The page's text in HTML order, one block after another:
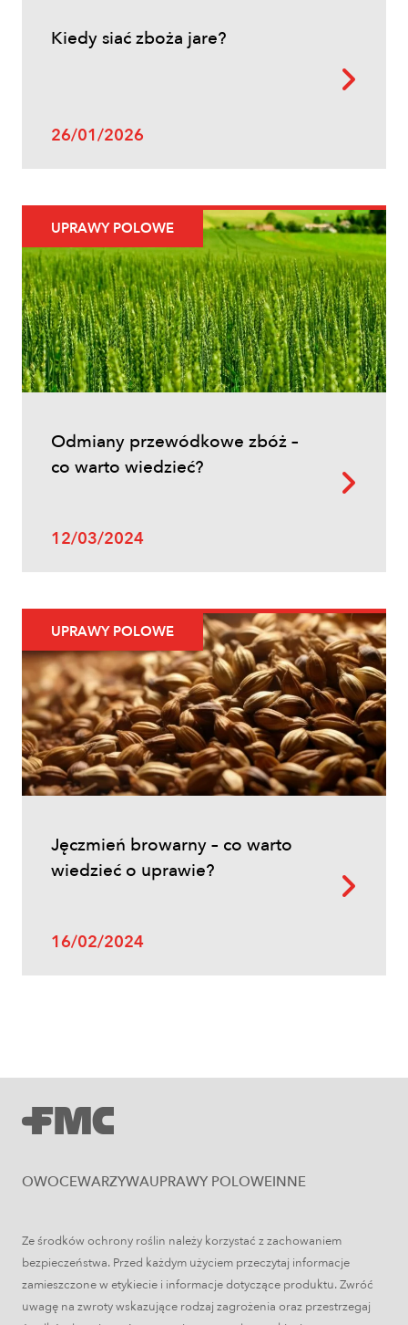
Uprawy polowe
Ochrona fungicydowa zbóż – program
zabiegów, terminy i skuteczna strategia
ochrony
Uprawy polowe
herbicydy wybrać?
Inne
Oprysk na miotłę zbożową wiosną
Zboża jare – najważniejsze informacje
Kiedy siać zboża jare?
26/01/2026
UPRAWY POLOWE
Odmiany przewódkowe zbóż –
co warto wiedzieć?
12/03/2024
UPRAWY POLOWE
Jęczmień browarny – co warto
wiedzieć o uprawie?
16/02/2024
OWOCEWARZYWAUPRAWY POLOWEINNE
Ze środków ochrony roślin należy korzystać z zachowaniem
bezpieczeństwa. Przed każdym użyciem przeczytaj informacje
zamieszczone w etykiecie i informacje dotyczące produktu. Zwróć
uwagę na zwroty wskazujące rodzaj zagrożenia oraz przestrzegaj